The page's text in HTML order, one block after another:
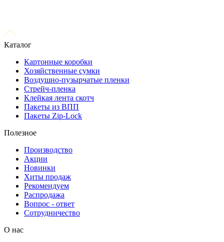
Каталог
Картонные коробки
Хозяйственные сумки
Воздушно-пузырчатые пленки
Стрейч-пленка
Клейкая лента скотч
Пакеты из ВПП
Пакеты Zip-Lock
Полезное
Производство
Акции
Новинки
Хиты продаж
Рекомендуем
Распродажа
Вопрос - ответ
Сотрудничество
О нас